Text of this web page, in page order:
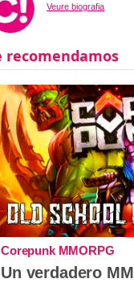
Veure biografia
Corepunk MMORPG
Un verdadero